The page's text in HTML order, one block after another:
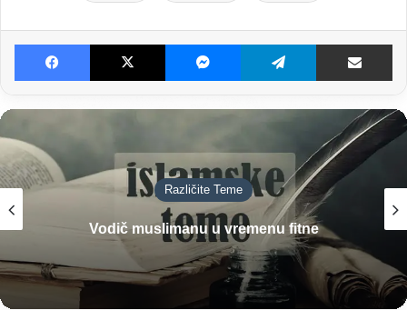
Facebook X Messenger Telegram
Pitanja i Odgovori
Chatanje na Facebook grupama